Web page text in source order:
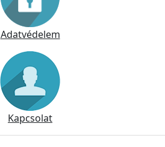
Adatvédelem
Kapcsolat